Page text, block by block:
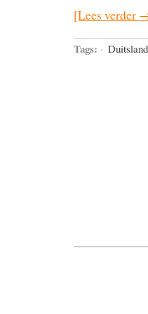
[Lees verder
Tags: · Duitsland